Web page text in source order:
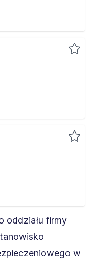
oddziału firmy
w